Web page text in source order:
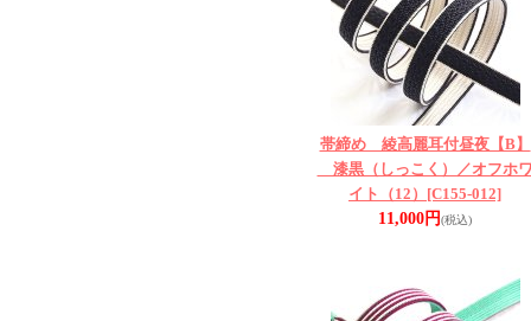
帯締め 綾高麗耳付昼夜【B】
漆黒（しっこく）／オフホ
イト（12） [C155-012]
11,000円(税込)